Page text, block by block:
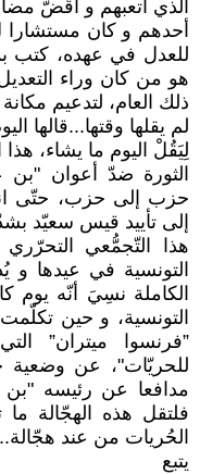
الذي أتعبهم و أقَضّ
أحدهم و كان مستشارا
للعدل في عهده، كتب
هو من كان وراء
ذلك العام، لتدعيم
لم يقلها وقتها...قالها
لِيَقُلْ اليوم ما يشاء،
الثورة ضدّ أعوان
حزب إلى حزب، حتّى
إلى تأييد قيس سعيّد
هذا التّجمُّعي التحرّري
التونسية في عيدها و
الكاملة نسِيَ أنّه يوم
التونسية، و حين
”فرنسوا ميتران”
للحريّاتʺ، عن
مدافعا عن رئيسه ʺبن
فلتقل هذه الهجّالة
الحُريات من عند
يتبع